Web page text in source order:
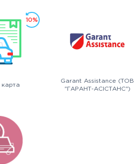
10%
Garant Assistance (ТОВ
"ГАРАНТ-АСІСТАНС")